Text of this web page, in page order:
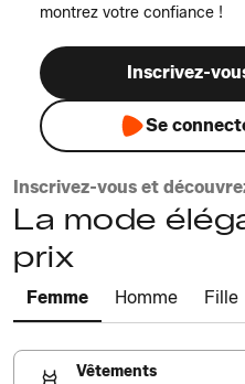
montrez votre confiance !
Inscrivez-
Se
Inscrivez-vous et
La mode
prix
Femme Homme Fille
Vêtements